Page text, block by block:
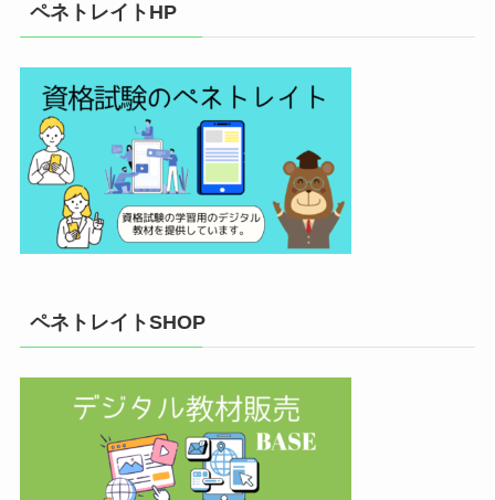
ペネトレイトHP
ペネトレイトSHOP